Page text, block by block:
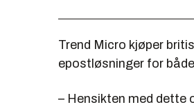
Trend Micro kjøper
epostløsninger for
– Hensikten med dette